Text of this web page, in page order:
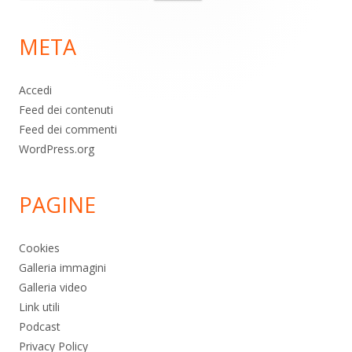
pagina
META
Accedi
Feed dei contenuti
Feed dei commenti
WordPress.org
PAGINE
Cookies
Galleria immagini
Galleria video
Link utili
Podcast
Privacy Policy